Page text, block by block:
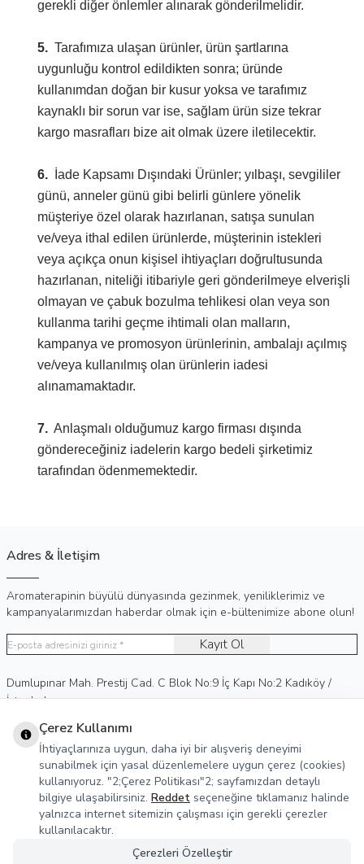
gerekli diğer önlemler alınarak gönderilmelidir.
5. Tarafımıza ulaşan ürünler, ürün şartlarına
uygunluğu kontrol edildikten sonra; üründe
kullanımdan doğan bir kusur yoksa ve tarafımız
kaynaklı bir sorun var ise, sağlam ürün size tekrar
kargo masrafları bize ait olmak üzere iletilecektir.
6. İade Kapsamı Dışındaki Ürünler; yılbaşı, sevgililer
günü, anneler günü gibi belirli günlere yönelik
müşteriye özel olarak hazırlanan, satışa sunulan
ve/veya ithal edilen ürünlerde, müşterinin istekleri
veya açıkça onun kişisel ihtiyaçları doğrultusunda
hazırlanan, niteliği itibariyle geri gönderilmeye elverişli
olmayan ve çabuk bozulma tehlikesi olan veya son
kullanma tarihi geçme ihtimali olan malların,
kampanya ve promosyon ürünlerinin, ambalajı açılmış
ve/veya kullanılmış olan ürünlerin iadesi
alınamamaktadır.
7. Anlaşmalı olduğumuz kargo firması dışında
göndereceğiniz iadelerin kargo bedeli şirketimiz
tarafından ödenmemektedir.
Adres & İletişim
Aromaterapinin büyülü dünyasında gezinmek, yeniliklerimiz ve
kampanyalarımızdan haberdar olmak için e-bültenimize abone olun!
Kayıt Ol
Adres
Dumlupınar Mah. Prestij Cad. C Blok No:9 İç Kapı No:2 Kadıköy /
İstanbul
Telefon
0 (530) 236 15 75
E-Posta
info@agreka.com.tr
Müşteri Hizmetleri
Yasal Bilgiler
Sosyal Medya
Çerez Kullanımı
İhtiyaçlarınıza uygun, daha iyi bir alışveriş deneyimi
sunabilmek için yasal düzenlemelere uygun çerez (cookies)
kullanıyoruz. "2;Çerez Politikası"2; sayfamızdan detaylı
bilgiye ulaşabilirsiniz. Reddet seçeneğine tıklamanız halinde
yalnızca internet sitemizin çalışması için gerekli çerezler
kullanılacaktır.
Çerezleri Özelleştir